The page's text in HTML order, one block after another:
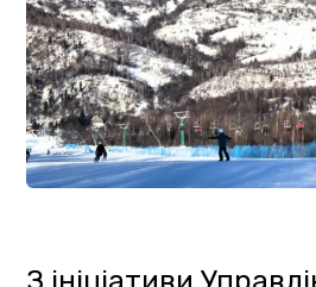
Учасники заходу –
ОВА та національного
Ужанський, гірські
рятувальники ДСНС,
гірськолижних витягів,
Ужгородського району.